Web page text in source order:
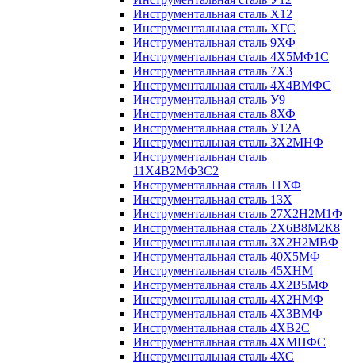
Инструментальная сталь Х12
Инструментальная сталь ХГС
Инструментальная сталь 9ХФ
Инструментальная сталь 4Х5МФ1С
Инструментальная сталь 7Х3
Инструментальная сталь 4Х4ВМФС
Инструментальная сталь У9
Инструментальная сталь 8ХФ
Инструментальная сталь У12А
Инструментальная сталь 3Х2МНФ
Инструментальная сталь
11Х4В2МФ3С2
Инструментальная сталь 11ХФ
Инструментальная сталь 13Х
Инструментальная сталь 27Х2Н2М1Ф
Инструментальная сталь 2Х6В8М2К8
Инструментальная сталь 3Х2Н2МВФ
Инструментальная сталь 40Х5МФ
Инструментальная сталь 45ХНМ
Инструментальная сталь 4Х2В5МФ
Инструментальная сталь 4Х2НМФ
Инструментальная сталь 4Х3ВМФ
Инструментальная сталь 4ХВ2С
Инструментальная сталь 4ХМНФС
Инструментальная сталь 4ХС